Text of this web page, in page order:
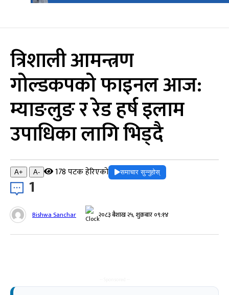
त्रिशाली आमन्त्रण
गोल्डकपको फाइनल आज:
म्याङलुङ र रेड हर्ष इलाम
उपाधिका लागि भिड्दै
A+ A- 178 पटक हेरिएको समाचार सुन्नुहोस्
1
Bishwa Sanchar २०८३ बैशाख २५, शुक्रबार ०९:१४